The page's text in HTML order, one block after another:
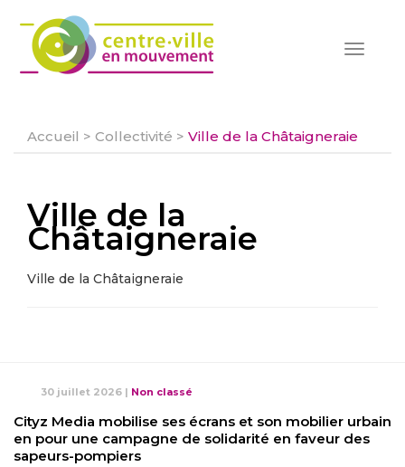
Toggle
Accueil > Collectivité > Ville de la Châtaigneraie
Ville de la
Châtaigneraie
Ville de la Châtaigneraie
30 juillet 2026 | Non classé
Cityz Media mobilise ses écrans et son mobilier urbain
en pour une campagne de solidarité en faveur des
sapeurs-pompiers